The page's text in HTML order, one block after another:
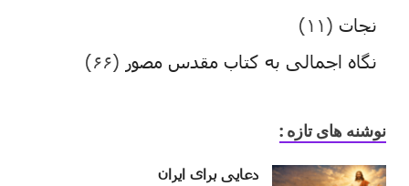
نجات (۱۱)
نگاه اجمالی به کتاب مقدس مصور (۶۶)
نوشنه های تازه :
دعایی برای ایران